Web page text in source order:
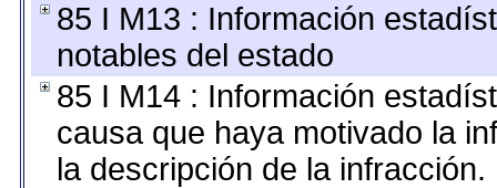
85 I M13 : Información
notables del estado
85 I M14 : Información
causa que haya motivado la
la descripción de la infracción.